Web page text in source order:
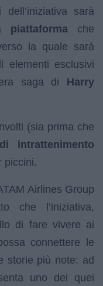
sarà
piattaforma che
la quale sarà
elementi esclusivi
saga di Harry
(sia prima che
intrattenimento
piccini.
Airlines Group
che l’iniziativa,
di fare vivere ai
connettere le
storie più note: ad
uno dei quei